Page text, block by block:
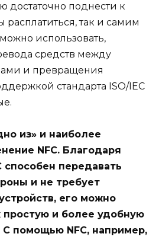
достаточно поднести к
расплатиться, так и самим
использовать,
средств между
и превращения
стандарта ISO/IEC
из» и наиболее
NFC. Благодаря
способен передавать
и не требует
его можно
простую и более удобную
помощью NFC, например,